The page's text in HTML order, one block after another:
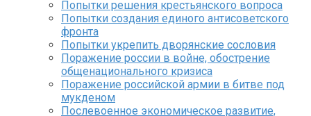
Попытки решения крестьянского вопроса
Попытки создания единого антисоветского
фронта
Попытки укрепить дворянские сословия
Поражение россии в войне, обострение
общенационального кризиса
Поражение российской армии в битве под
мукденом
Послевоенное экономическое развитие,